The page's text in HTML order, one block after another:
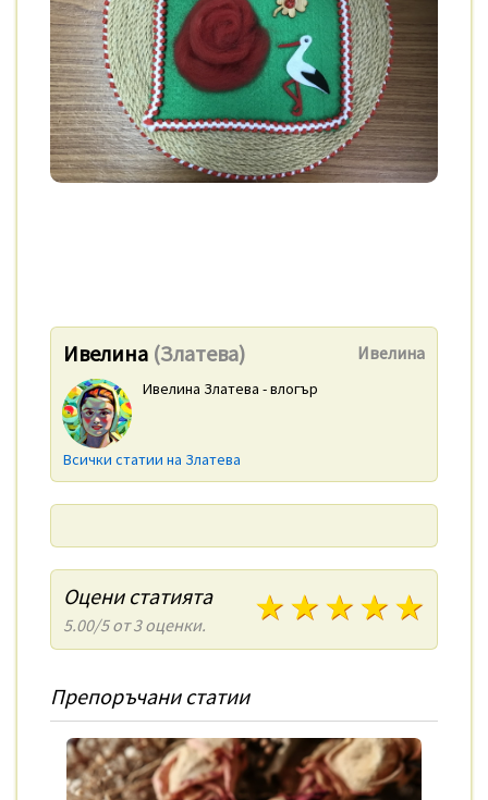
Ивелина (Златева) Ивелина
Ивелина Златева - влогър
Всички статии на Златева
Оцени статията
5.00/5 от 3 оценки. 4
3 звезди
2 звезди
1 звезди
Препоръчани статии